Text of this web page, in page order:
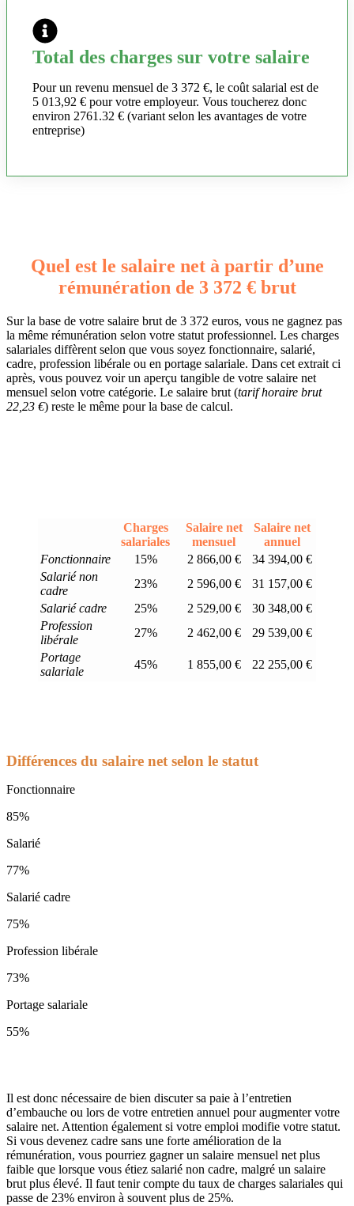
Total des charges sur votre salaire
Pour un revenu mensuel de 3 372 €, le coût salarial est de
5 013,92 € pour votre employeur. Vous toucherez donc
environ 2761.32 € (variant selon les avantages de votre
entreprise)
Quel est le salaire net à partir d’une
rémunération de 3 372 € brut
Sur la base de votre salaire brut de 3 372 euros, vous ne gagnez pas
la même rémunération selon votre statut professionnel. Les charges
salariales diffèrent selon que vous soyez fonctionnaire, salarié,
cadre, profession libérale ou en portage salariale. Dans cet extrait ci
après, vous pouvez voir un aperçu tangible de votre salaire net
mensuel selon votre catégorie. Le salaire brut (tarif horaire brut
22,23 €) reste le même pour la base de calcul.
Charges
salariales
Salaire net
mensuel
Salaire net
annuel
Fonctionnaire
15% 2 866,00 €
34 394,00 €
Salarié non
cadre
23% 2 596,00 €
31 157,00 €
Salarié cadre
25% 2 529,00 €
30 348,00 €
Profession
libérale
27% 2 462,00 €
29 539,00 €
Portage
salariale
45% 1 855,00 € 22 255,00 €
Différences du salaire net selon le statut
Fonctionnaire
85%
Salarié
77%
Salarié cadre
75%
Profession libérale
73%
Portage salariale
55%
Il est donc nécessaire de bien discuter sa paie à l’entretien
d’embauche ou lors de votre entretien annuel pour augmenter votre
salaire net. Attention également si votre emploi modifie votre statut.
Si vous devenez cadre sans une forte amélioration de la
rémunération, vous pourriez gagner un salaire mensuel net plus
faible que lorsque vous étiez salarié non cadre, malgré un salaire
brut plus élevé. Il faut tenir compte du taux de charges salariales qui
passe de 23% environ à souvent plus de 25%.